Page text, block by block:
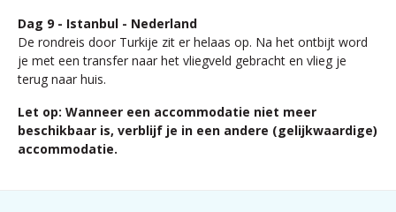
Dag 9 - Istanbul - Nederland
De rondreis door Turkije zit er helaas op. Na het ontbijt word
je met een transfer naar het vliegveld gebracht en vlieg je
terug naar huis.
Let op: Wanneer een accommodatie niet meer
beschikbaar is, verblijf je in een andere (gelijkwaardige)
accommodatie.